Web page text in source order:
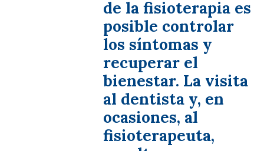
de la fisioterapia es
posible controlar
los síntomas y
recuperar el
bienestar. La visita
al dentista y, en
ocasiones, al
fisioterapeuta,